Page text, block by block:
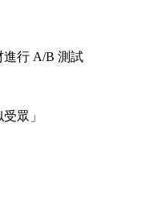
進行 A/B 測試
眾」